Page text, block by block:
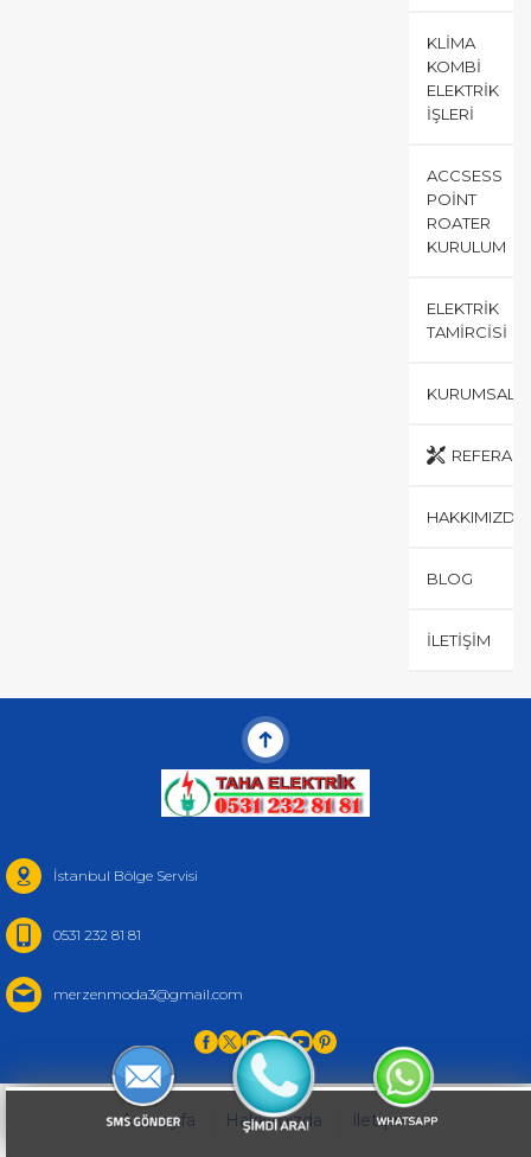
KLIMA
KOMBI
ELEKTRIK
İŞLERI
ACCSESS
POINT
ROATER
KURULUM
ELEKTRIK
TAMIRCISI
KURUMSAL
HAKKIMIZDA
BLOG
İLETIŞIM
İstanbul Bölge Servisi
0531 232 81 81
merzenmoda3@gmail.com
Anasayfa Hakkımızda İletişim